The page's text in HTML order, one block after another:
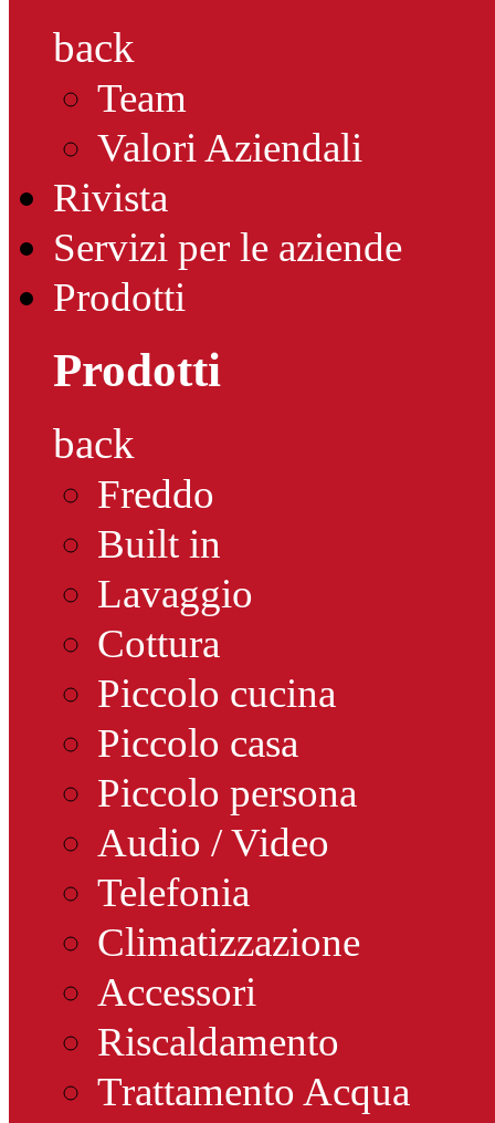
back
Team
Valori Aziendali
Rivista
Servizi per le aziende
Prodotti
Prodotti
back
Freddo
Built in
Lavaggio
Cottura
Piccolo cucina
Piccolo casa
Piccolo persona
Audio / Video
Telefonia
Climatizzazione
Accessori
Riscaldamento
Trattamento Acqua